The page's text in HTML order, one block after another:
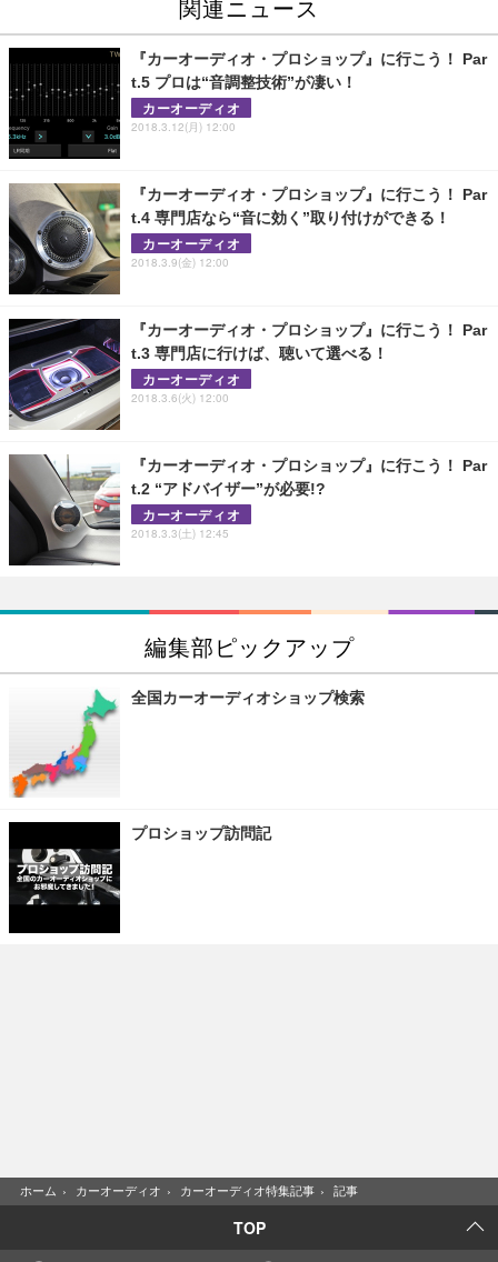
関連ニュース
『カーオーディオ・プロショップ』に行こう！ Par
t.5 プロは“音調整技術”が凄い！
カーオーディオ
2018.3.12(月) 12:00
『カーオーディオ・プロショップ』に行こう！ Par
t.4 専門店なら“音に効く”取り付けができる！
カーオーディオ
2018.3.9(金) 12:00
『カーオーディオ・プロショップ』に行こう！ Par
t.3 専門店に行けば、聴いて選べる！
カーオーディオ
2018.3.6(火) 12:00
『カーオーディオ・プロショップ』に行こう！ Par
t.2 “アドバイザー”が必要!?
カーオーディオ
2018.3.3(土) 12:45
編集部ピックアップ
全国カーオーディオショップ検索
プロショップ訪問記
ホーム › カーオーディオ › カーオーディオ特集記事 › 記事
TOP